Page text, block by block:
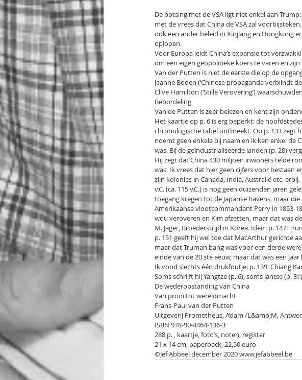
De botsing met de VSA ligt niet enkel aan
met de vrees dat China de VSA zal
ook een ander beleid in Xinjiang en Hongkong
oplopen.
Voor Europa leidt China’s expansie tot
om een eigen geopolitieke koers te varen en
Van der Putten is niet de eerste die op de
Jeanne Boden (‘Chinese propaganda verblindt
Clive Hamilton (‘Stille Verovering’)
Beoordeling
Van de Putten is zeer belezen en kent zijn
Het kaartje op p. 6 is erg beperkt: de
chronologische tabel ontbreekt. Op p. 133 zegt
noemt geen enkele bij naam en ik ken enkel de
was. Bij de geïndustrialiseerde landen (p. 28)
Hij zegt dat China 430 miljoen inwoners telde
was. Ik vrees dat hier geen cijfers voor bestaan
zijn kolonies in Canada, India, Australië etc.
v.C. (ca. 115 v.C.) is nog geen duizenden jaren
toegang kregen tot de Japanse havens, maar
Amerikaanse vlootcommandant Perry in 1853-
wou veroveren en Kim afzetten, maar dat was
M. Jager, Broederstrijd in Korea. Idem p. 147:
p. 151 geeft hij wel toe dat MacArthur gerichte
maar dat Truman bang was voor een derde
einde van de 20 ste eeuw, maar dat was een jaar
Ik vond slechts één drukfoutje: p. 139: Chiang
Soms schrijft hij Yangtze (p. 6), soms Jantse (p.
De wederopstanding van China
Van prooi tot wereldmacht
Frans-Paul van der Putten
Uitgeverij Prometheus, A’dam /L&amp;M,
ISBN 978-90-4464-136-3
288 p. , kaartje, foto’s, noten, register
21 x 14 cm, paperback, 22,50 euro
©Jef Abbeel december 2020 www.jefabbeel.be